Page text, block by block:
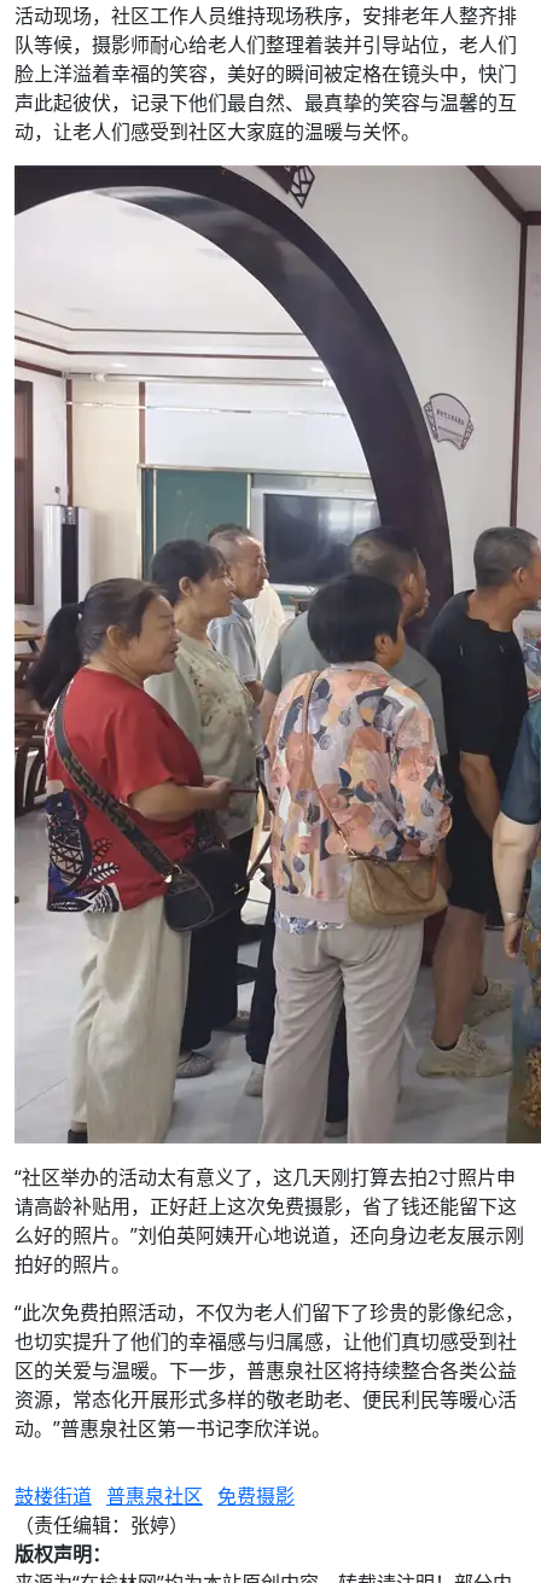
活动现场，社区工作人员维持现场秩序，安排老年人整齐排
队等候，摄影师耐心给老人们整理着装并引导站位，老人们
脸上洋溢着幸福的笑容，美好的瞬间被定格在镜头中，快门
声此起彼伏，记录下他们最自然、最真挚的笑容与温馨的互
动，让老人们感受到社区大家庭的温暖与关怀。
“社区举办的活动太有意义了，这几天刚打算去拍2寸照片申
请高龄补贴用，正好赶上这次免费摄影，省了钱还能留下这
么好的照片。”刘伯英阿姨开心地说道，还向身边老友展示刚
拍好的照片。
“此次免费拍照活动，不仅为老人们留下了珍贵的影像纪念，
也切实提升了他们的幸福感与归属感，让他们真切感受到社
区的关爱与温暖。下一步，普惠泉社区将持续整合各类公益
资源，常态化开展形式多样的敬老助老、便民利民等暖心活
动。”普惠泉社区第一书记李欣洋说。
鼓楼街道 普惠泉社区
免费摄影
（责任编辑：张婷）
版权声明：